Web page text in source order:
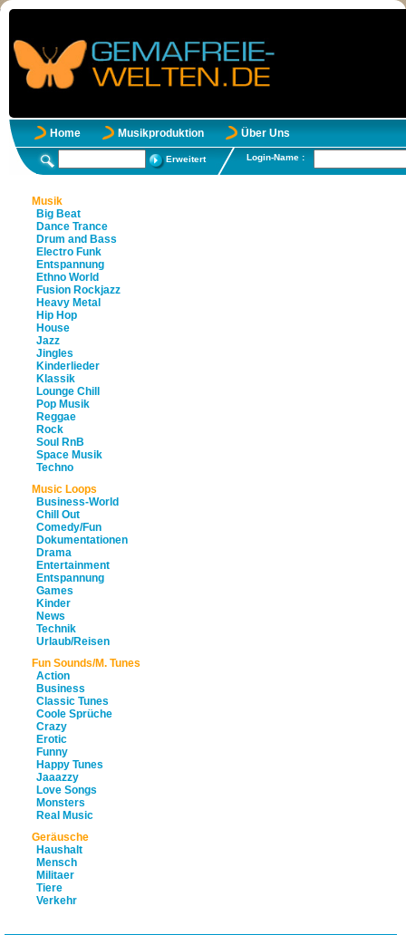
Home Musikproduktion Über Uns
Erweitert Login-Name :
Musik
Big Beat
Dance Trance
Drum and Bass
Electro Funk
Entspannung
Ethno World
Fusion Rockjazz
Heavy Metal
Hip Hop
House
Jazz
Jingles
Kinderlieder
Klassik
Lounge Chill
Pop Musik
Reggae
Rock
Soul RnB
Space Musik
Techno
Music Loops
Business-World
Chill Out
Comedy/Fun
Dokumentationen
Drama
Entertainment
Entspannung
Games
Kinder
News
Technik
Urlaub/Reisen
Fun Sounds/M. Tunes
Action
Business
Classic Tunes
Coole Sprüche
Crazy
Erotic
Funny
Happy Tunes
Jaaazzy
Love Songs
Monsters
Real Music
Geräusche
Haushalt
Mensch
Militaer
Tiere
Verkehr